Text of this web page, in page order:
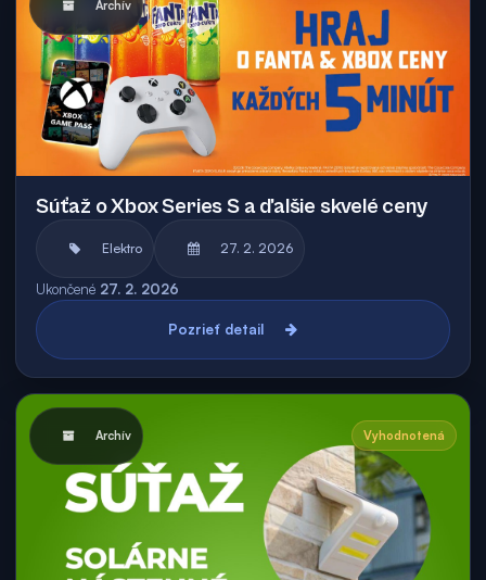
Archív
Súťaž o Xbox Series S a ďalšie skvelé ceny
Elektro 27. 2. 2026
Ukončené 27. 2. 2026
Pozrieť detail
Archív Vyhodnotená